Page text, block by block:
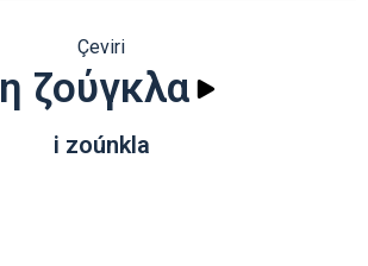
Çeviri
η ζούγκλα
i zoúnkla